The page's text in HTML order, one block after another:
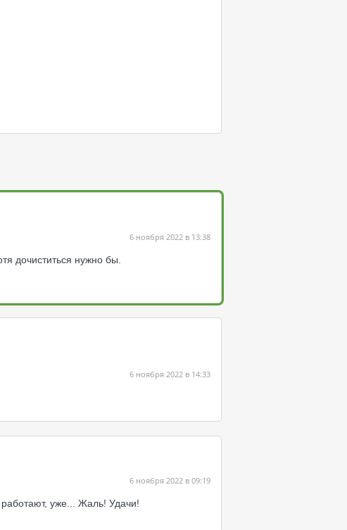
6 ноября 2022 в 13:38
дочиститься нужно бы.
6 ноября 2022 в 14:33
6 ноября 2022 в 09:19
уже... Жаль! Удачи!